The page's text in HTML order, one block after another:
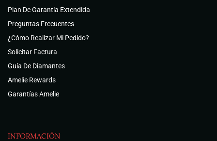
Plan De Garantía Extendida
Preguntas Frecuentes
¿Cómo Realizar Mi Pedido?
Solicitar Factura
Guía De Diamantes
Amelie Rewards
Garantías Amelie
INFORMACIÓN